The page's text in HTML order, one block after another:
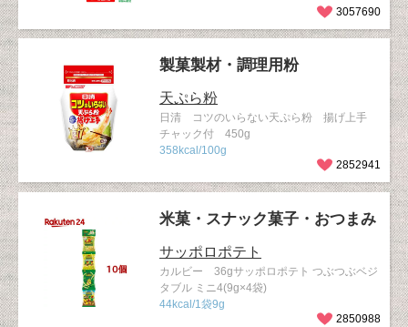
3057690
製菓製材・調理用粉
天ぷら粉
日清 コツのいらない天ぷら粉 揚げ上手
チャック付 450g
358kcal/100g
2852941
米菓・スナック菓子・おつまみ
サッポロポテト
カルビー 36gサッポロポテト つぶつぶベジ
タブル ミニ4(9g×4袋)
44kcal/1袋9g
2850988